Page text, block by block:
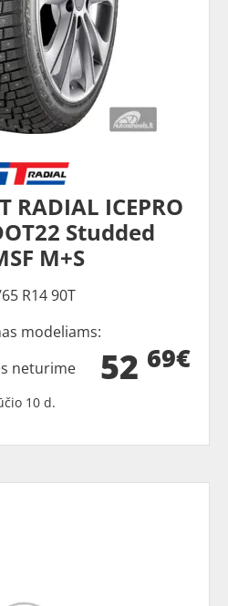
RADIAL ICEPRO
Studded
M+S
R14 90T
modeliams:
52 69€
neturime
10 d.